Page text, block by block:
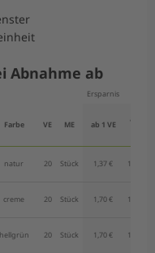
Abnahme ab
Ersparnis
Farbe VE ME ab 1 VE
ab 5
natur 20 Stück 1,37 € 1,30 €
creme 20 Stück 1,70 € 1,62 €
hellgrün 20 Stück 1,70 € 1,62 €